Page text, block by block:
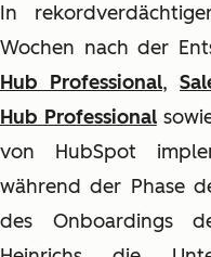
In
Wochen nach der
Hub Professional,
Hub Professional
von HubSpot
während der Phase
des Onboardings